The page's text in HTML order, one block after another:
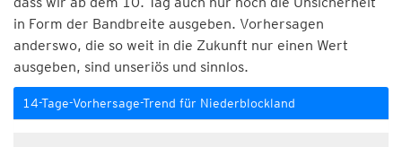
in Form der Bandbreite ausgeben. Vorhersagen
anderswo, die so weit in die Zukunft nur einen Wert
ausgeben, sind unseriös und sinnlos.
14-Tage-Vorhersage-Trend für Niederblockland